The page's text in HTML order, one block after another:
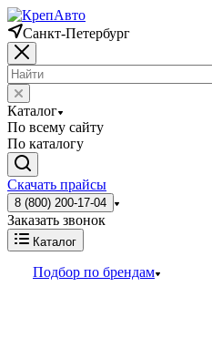
Санкт-Петербург
Каталог
По всему сайту
По каталогу
Скачать прайсы
8 (800) 200-17-04
Заказать звонок
Каталог
Подбор по брендам